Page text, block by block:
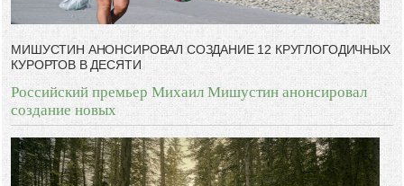
МИШУСТИН АНОНСИРОВАЛ СОЗДАНИЕ 12 КРУГЛОГОДИЧНЫХ
КУРОРТОВ В ДЕСЯТИ
Российский премьер Михаил Мишустин анонсировал
создание новых